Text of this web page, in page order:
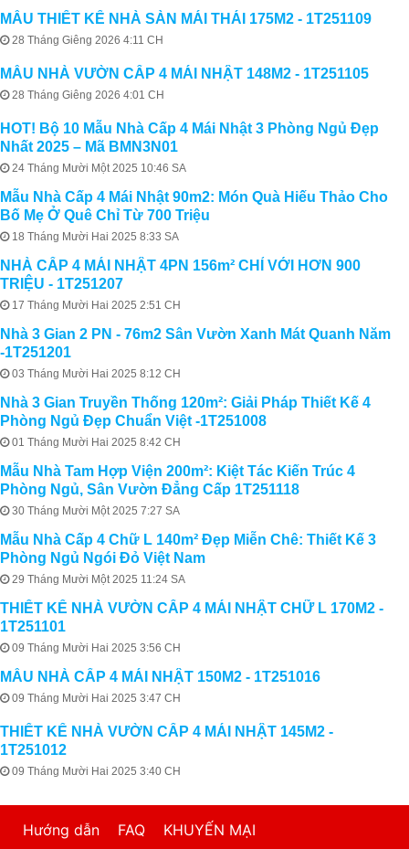
MẪU THIẾT KẾ NHÀ SÀN MÁI THÁI 175M2 - 1T251109
28 Tháng Giêng 2026 4:11 CH
MẪU NHÀ VƯỜN CẤP 4 MÁI NHẬT 148M2 - 1T251105
28 Tháng Giêng 2026 4:01 CH
HOT! Bộ 10 Mẫu Nhà Cấp 4 Mái Nhật 3 Phòng Ngủ Đẹp
Nhất 2025 – Mã BMN3N01
24 Tháng Mười Một 2025 10:46 SA
Mẫu Nhà Cấp 4 Mái Nhật 90m2: Món Quà Hiếu Thảo Cho
Bố Mẹ Ở Quê Chỉ Từ 700 Triệu
18 Tháng Mười Hai 2025 8:33 SA
NHÀ CẤP 4 MÁI NHẬT 4PN 156m² CHỈ VỚI HƠN 900
TRIỆU - 1T251207
17 Tháng Mười Hai 2025 2:51 CH
Nhà 3 Gian 2 PN - 76m2 Sân Vườn Xanh Mát Quanh Năm
-1T251201
03 Tháng Mười Hai 2025 8:12 CH
Nhà 3 Gian Truyền Thống 120m²: Giải Pháp Thiết Kế 4
Phòng Ngủ Đẹp Chuẩn Việt -1T251008
01 Tháng Mười Hai 2025 8:42 CH
Mẫu Nhà Tam Hợp Viện 200m²: Kiệt Tác Kiến Trúc 4
Phòng Ngủ, Sân Vườn Đẳng Cấp 1T251118
30 Tháng Mười Một 2025 7:27 SA
Mẫu Nhà Cấp 4 Chữ L 140m² Đẹp Miễn Chê: Thiết Kế 3
Phòng Ngủ Ngói Đỏ Việt Nam
29 Tháng Mười Một 2025 11:24 SA
THIẾT KẾ NHÀ VƯỜN CẤP 4 MÁI NHẬT CHỮ L 170M2 -
1T251101
09 Tháng Mười Hai 2025 3:56 CH
MẪU NHÀ CẤP 4 MÁI NHẬT 150M2 - 1T251016
09 Tháng Mười Hai 2025 3:47 CH
THIẾT KẾ NHÀ VƯỜN CẤP 4 MÁI NHẬT 145M2 -
1T251012
09 Tháng Mười Hai 2025 3:40 CH
Hướng dẫn FAQ
KHUYẾN MẠI